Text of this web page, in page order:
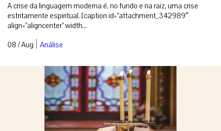
A crise da linguagem moderna é, no fundo e na raiz, uma crise
estritamente espiritual. [caption id=”attachment_342989″
align=”aligncenter” width...
08 / Aug | Análise